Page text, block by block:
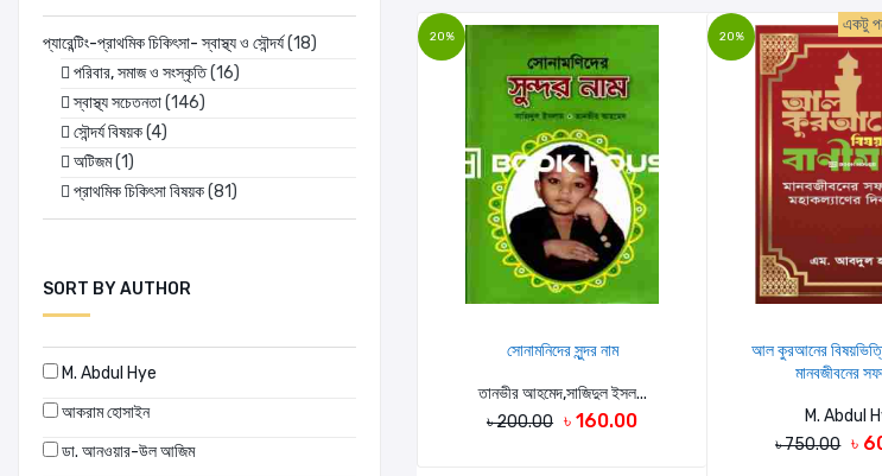
প্যারেন্টিং-প্রাথমিক চিকিৎসা- স্বাস্থ্য ও সৌন্দর্য(18)
পরিবার, সমাজ ও সংস্কৃতি(16)
স্বাস্থ্য সচেতনতা(146)
সৌন্দর্য বিষয়ক(4)
অটিজম(1)
প্রাথমিক চিকিৎসা বিষয়ক(81)
SORT BY AUTHOR
M. Abdul Hye
আকরাম হোসাইন
ডা. আনওয়ার-উল আজিম
20%
সোনামনিদের সুন্দর নাম
তানভীর আহমেদ,সাজিদুল ইসল...
৳ 200.00 ৳ 160.00
20%
একটু
আল কুরআনের
মানবজীবনের
M. Abdul
৳ 750.00 ৳